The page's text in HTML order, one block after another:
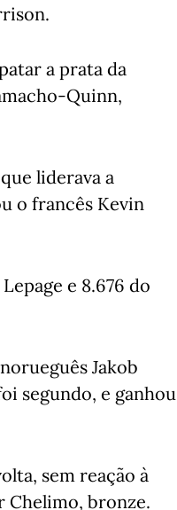
a prata da
Quinn,
liderava a
o francês Kevin
e 8.676 do
Jakob
segundo, e ganhou
sem reação à
Chelimo, bronze.